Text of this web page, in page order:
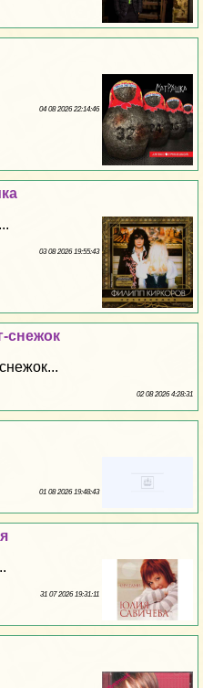
04 08 2026 22:14:46
03 08 2026 19:55:43
снежок
02 08 2026 4:28:31
01 08 2026 19:48:43
31 07 2026 19:31:11